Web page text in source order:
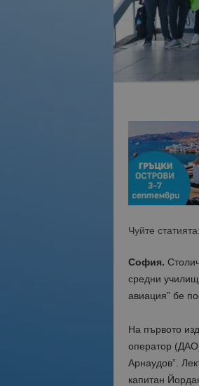
Чуйте статията:
София.
средни
авиация” бе
На първото
оператор (ДАО
Арнаудов”.
капитан